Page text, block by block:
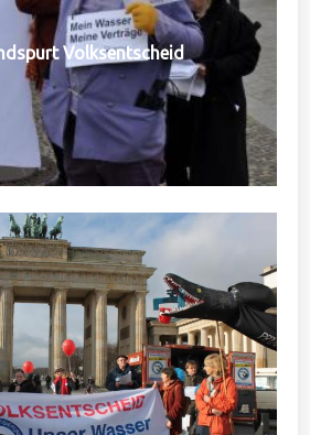
Volksentscheid